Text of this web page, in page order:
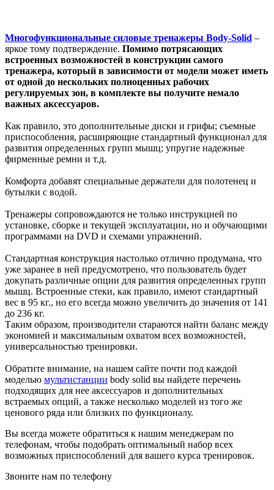
Многофункциональные силовые тренажеры Body-Solid –
яркое тому подтверждение. Помимо потрясающих
встроенных возможностей в конструкции самого
тренажера, который в зависимости от модели может иметь
от одной до нескольких полноценных рабочих
регулируемых зон, в комплекте вы получите немало
важных аксессуаров.
Как правило, это дополнительные диски и грифы; съемные
приспособления, расширяющие стандартный функционал для
развития определенных групп мышц; упругие надежные
фирменные ремни и т.д.
Комфорта добавят специальные держатели для полотенец и
бутылки с водой.
Тренажеры сопровождаются не только инструкцией по
установке, сборке и текущей эксплуатации, но и обучающими
программами на DVD и схемами упражнений.
Стандартная конструкция настолько отлично продумана, что
уже заранее в ней предусмотрено, что пользователь будет
докупать различные опции для развития определенных групп
мышц. Встроенные стеки, как правило, имеют стандартный
вес в 95 кг., но его всегда можно увеличить до значения от 141
до 236 кг.
Таким образом, производители стараются найти баланс между
экономией и максимальным охватом всех возможностей,
универсальностью тренировки.
Обратите внимание, на нашем сайте почти под каждой
моделью мультистанции body solid вы найдете перечень
подходящих для нее аксессуаров и дополнительных
встраемых опций, а также несколько моделей из того же
ценового ряда или близких по функционалу.
Вы всегда можете обратиться к нашим менеджерам по
телефонам, чтобы подобрать оптимальный набор всех
возможных приспособлений для вашего курса тренировок.
Звоните нам по телефону